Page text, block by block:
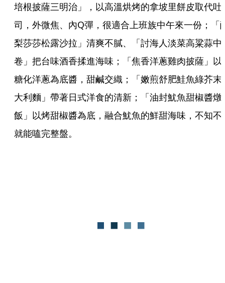
培根披薩三明治」，以高溫烘烤的拿坡里餅皮取代吐
司，外微焦、內Q彈，很適合上班族中午來一份；「
梨莎莎松露沙拉」清爽不膩、「討海人淡菜高粱蒜中
卷」把台味酒香揉進海味；「焦香洋蔥雞肉披薩」以
糖化洋蔥為底醬，甜鹹交織；「嫩煎舒肥鮭魚綠芥末
大利麵」帶著日式洋食的清新；「油封魷魚甜椒醬燉
飯」以烤甜椒醬為底，融合魷魚的鮮甜海味，不知不
就能嗑完整盤。